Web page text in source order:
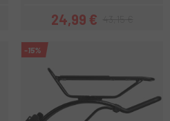
Preis
24,99 €Regulärer Preis
-15%